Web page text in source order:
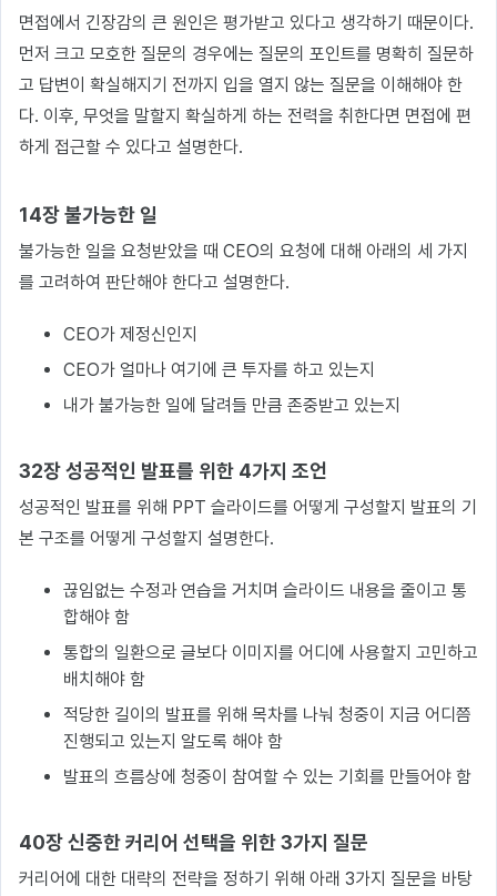
면접에서 긴장감의 큰 원인은 평가받고 있다고 생각하기 때문이다.
먼저 크고 모호한 질문의 경우에는 질문의 포인트를 명확히 질문하
고 답변이 확실해지기 전까지 입을 열지 않는 질문을 이해해야 한
다. 이후, 무엇을 말할지 확실하게 하는 전력을 취한다면 면접에 편
하게 접근할 수 있다고 설명한다.
14장 불가능한 일
불가능한 일을 요청받았을 때 CEO의 요청에 대해 아래의 세 가지
를 고려하여 판단해야 한다고 설명한다.
CEO가 제정신인지
CEO가 얼마나 여기에 큰 투자를 하고 있는지
내가 불가능한 일에 달려들 만큼 존중받고 있는지
32장 성공적인 발표를 위한 4가지 조언
성공적인 발표를 위해 PPT 슬라이드를 어떻게 구성할지 발표의 기
본 구조를 어떻게 구성할지 설명한다.
끊임없는 수정과 연습을 거치며 슬라이드 내용을 줄이고 통
합해야 함
통합의 일환으로 글보다 이미지를 어디에 사용할지 고민하고
배치해야 함
적당한 길이의 발표를 위해 목차를 나눠 청중이 지금 어디쯤
진행되고 있는지 알도록 해야 함
발표의 흐름상에 청중이 참여할 수 있는 기회를 만들어야 함
40장 신중한 커리어 선택을 위한 3가지 질문
커리어에 대한 대략의 전략을 정하기 위해 아래 3가지 질문을 바탕